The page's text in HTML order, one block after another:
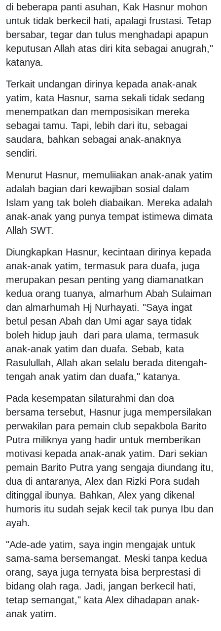
di beberapa panti asuhan, Kak Hasnur mohon
untuk tidak berkecil hati, apalagi frustasi. Tetap
bersabar, tegar dan tulus menghadapi apapun
keputusan Allah atas diri kita sebagai anugrah,"
katanya.
Terkait undangan dirinya kepada anak-anak
yatim, kata Hasnur, sama sekali tidak sedang
menempatkan dan memposisikan mereka
sebagai tamu. Tapi, lebih dari itu, sebagai
saudara, bahkan sebagai anak-anaknya
sendiri.
Menurut Hasnur, memuliiakan anak-anak yatim
adalah bagian dari kewajiban sosial dalam
Islam yang tak boleh diabaikan. Mereka adalah
anak-anak yang punya tempat istimewa dimata
Allah SWT.
Diungkapkan Hasnur, kecintaan dirinya kepada
anak-anak yatim, termasuk para duafa, juga
merupakan pesan penting yang diamanatkan
kedua orang tuanya, almarhum Abah Sulaiman
dan almarhumah Hj Nurhayati. "Saya ingat
betul pesan Abah dan Umi agar saya tidak
boleh hidup jauh dari para ulama, termasuk
anak-anak yatim dan duafa. Sebab, kata
Rasulullah, Allah akan selalu berada ditengah-
tengah anak yatim dan duafa," katanya.
Pada kesempatan silaturahmi dan doa
bersama tersebut, Hasnur juga mempersilakan
perwakilan para pemain club sepakbola Barito
Putra miliknya yang hadir untuk memberikan
motivasi kepada anak-anak yatim. Dari sekian
pemain Barito Putra yang sengaja diundang itu,
dua di antaranya, Alex dan Rizki Pora sudah
ditinggal ibunya. Bahkan, Alex yang dikenal
humoris itu sudah sejak kecil tak punya Ibu dan
ayah.
"Ade-ade yatim, saya ingin mengajak untuk
sama-sama bersemangat. Meski tanpa kedua
orang, saya juga ternyata bisa berprestasi di
bidang olah raga. Jadi, jangan berkecil hati,
tetap semangat," kata Alex dihadapan anak-
anak yatim.